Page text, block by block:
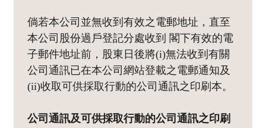
倘若本公司並無收到有效之電郵地址，直至
本公司股份過戶登記分處收到 閣下有效的電
子郵件地址前，股東日後將(i)無法收到有關
公司通訊已在本公司網站登載之電郵通知及
(ii)收取可供採取行動的公司通訊之印刷本。
公司通訊及可供採取行動的公司通訊之印刷